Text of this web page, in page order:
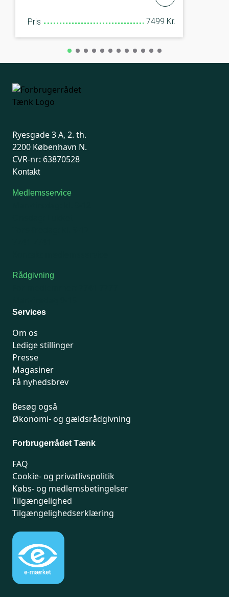
Pris 7499 Kr.
Ryesgade 3 A, 2. th.
2200 København N.
CVR-nr: 63870528
Kontakt
Medlemsservice
Rådgivning
Services
Om os
Ledige stillinger
Presse
Magasiner
Få nyhedsbrev
Besøg også
Økonomi- og gældsrådgivning
Forbrugerrådet Tænk
FAQ
Cookie- og privatlivspolitik
Købs- og medlemsbetingelser
Tilgængelighed
Tilgængelighedserklæring